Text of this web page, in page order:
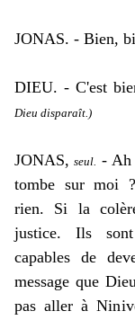
JONAS. - Bien,
DIEU. - C'est
Dieu disparaît.)
JONAS,seul. - Ah
tombe sur moi
rien. Si la
justice. Ils
capables de
message que
pas aller à